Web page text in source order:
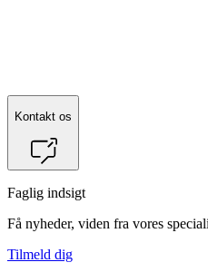
Kontakt os
Faglig indsigt
Få nyheder, viden fra vores
Tilmeld dig